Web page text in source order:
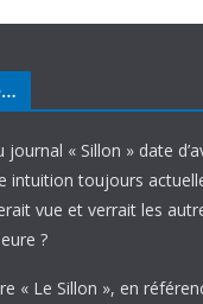
« Sillon » date
intuition toujours
vue et verrait les
?
« Le Sillon », en